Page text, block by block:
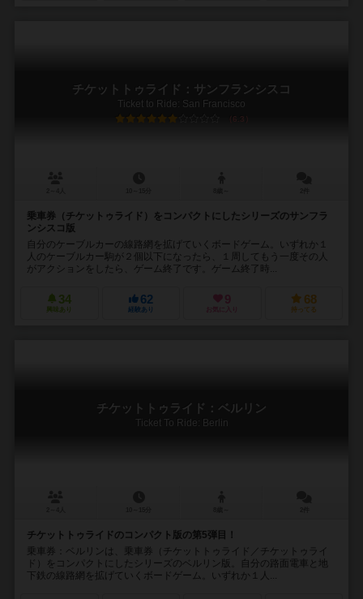
チケットトゥライド：サンフランシスコ
Ticket to Ride: San Francisco
6.3
乗車券（チケットゥライド）をコンパクトにしたシリーズのサンフラ
ンシスコ版
自分のケーブルカーの線路網を拡げていくボードゲーム。いずれか１
人のケーブルカー駒が２個以下になったら、１周してもう一度その人
がアクションをしたら、ゲーム終了です。ゲーム終了時...
34
興味あり
62
経験あり
9
お気に入り
68
持ってる
チケットトゥライド：ベルリン
Ticket To Ride: Berlin
チケットトゥライドのコンパクト版の第5弾目！
乗車券：ベルリンは、乗車券（チケットトゥライド／チケットゥライ
ド）をコンパクトにしたシリーズのベルリン版。自分の路面電車と地
下鉄の線路網を拡げていくボードゲーム。いずれか１人...